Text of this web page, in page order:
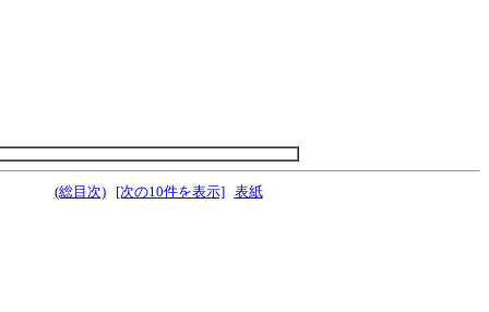
(総目次) [次の10件を表示] 表紙